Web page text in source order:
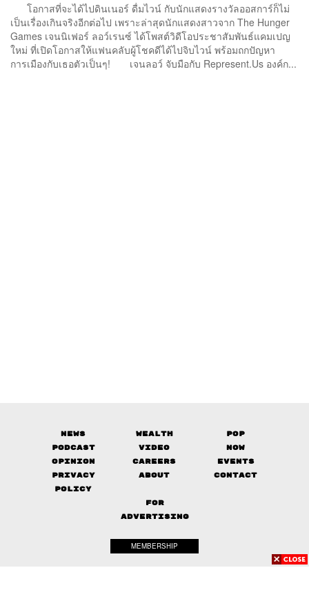
โอกาสที่จะได้ไปดินเนอร์ ดื่มไวน์ กับนักแสดงรางวัลออสการ์ก็ไม่
เป็นเรื่องเกินจริงอีกต่อไป เพราะล่าสุดนักแสดงสาวจาก The Hunger
Games เจนนิเฟอร์ ลอว์เรนซ์ ได้โพสต์วิดีโอประชาสัมพันธ์แคมเปญ
ใหม่ ที่เปิดโอกาสให้แฟนคลับผู้โชคดีได้ไปจิบไวน์ พร้อมถกปัญหา
การเมืองกับเธอตัวเป็นๆ! เจนลอว์ จับมือกับ Represent.Us องค์ก...
News Wealth
Pop
Podcast
Video
Now
Opinion
Careers
Events
Privacy
Policy
About Contact
FOR
ADVERTISING
MEMBERSHIP